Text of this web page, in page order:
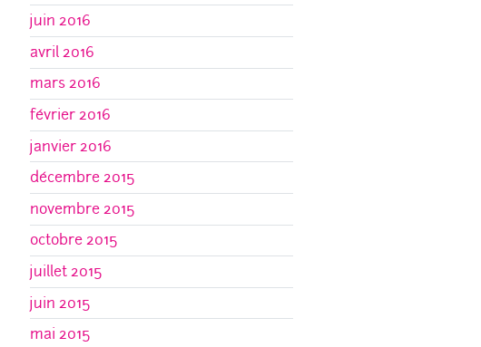
juin 2016
avril 2016
mars 2016
février 2016
janvier 2016
décembre 2015
novembre 2015
octobre 2015
juillet 2015
juin 2015
mai 2015